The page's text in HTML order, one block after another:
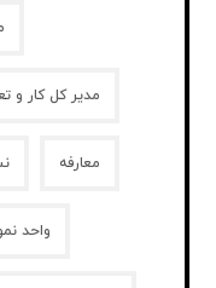
مدیر کل کار و
معارفه
واحد